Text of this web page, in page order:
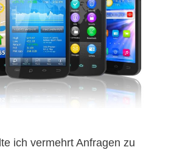
ich vermehrt Anfragen zu